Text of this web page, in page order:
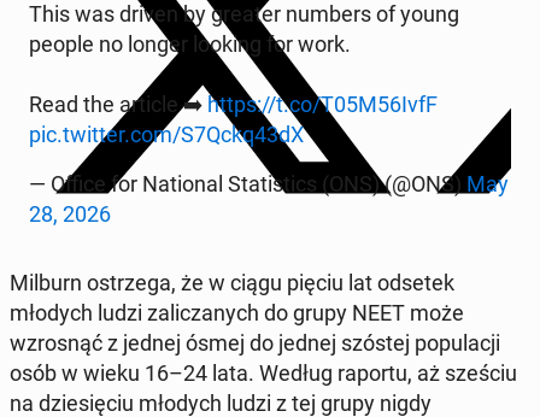
This was driven by greater numbers of young
people no longer looking for work.
Read the article ➡️ https://t.co/T05M56IvfF
pic.twitter.com/S7Qckq43dX
— Office for Na­tion­al Sta­tis­tics (ONS) (@ONS) May
28, 2026
Milburn os­trze­ga, że w ciągu pięciu lat odsetek
młodych ludzi za­l­iczanych do grupy NEET może
wzros­nąć z jednej ósmej do jednej szóstej pop­u­lacji
osób w wieku 16–24 lata. Według raportu, aż sześciu
na dziesię­ciu młodych ludzi z tej grupy nigdy